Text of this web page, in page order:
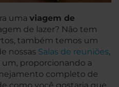
uma viagem de
de lazer? Não tem
também temos um
nossas Salas de reuniões,
um, proporcionando a
completo de